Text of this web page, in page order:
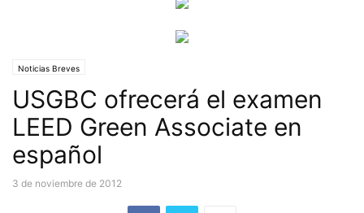
Noticias Breves
USGBC ofrecerá el examen
LEED Green Associate en
español
3 de noviembre de 2012